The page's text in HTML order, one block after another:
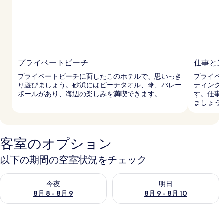
プライベートビーチ
プライベートビーチに面したこのホテルで、思いっき
り遊びましょう。砂浜にはビーチタオル、傘、バレー
ボールがあり、海辺の楽しみを満喫できます。
仕事と
プライ
ティン
す。仕
ましょ
客室のオプション
以下の期間の空室状況をチェック
今夜
8月 8 - 8月 9
今夜 8月 8 - 8月 9 の空室状況をチェック
明日
8月 9 - 8月 10
明日 8月 9 - 8月 10 の空室状